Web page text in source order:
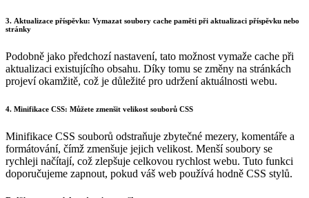
3. Aktualizace příspěvku: Vymazat soubory cache paměti při aktualizaci příspěvku nebo
stránky
Podobně jako předchozí nastavení, tato možnost vymaže cache při
aktualizaci existujícího obsahu. Díky tomu se změny na stránkách
projeví okamžitě, což je důležité pro udržení aktuálnosti webu.
4. Minifikace CSS: Můžete zmenšit velikost souborů CSS
Minifikace CSS souborů odstraňuje zbytečné mezery, komentáře a
formátování, čímž zmenšuje jejich velikost. Menší soubory se
rychleji načítají, což zlepšuje celkovou rychlost webu. Tuto funkci
doporučujeme zapnout, pokud váš web používá hodně CSS stylů.